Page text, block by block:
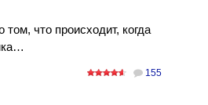
что происходит, когда
155